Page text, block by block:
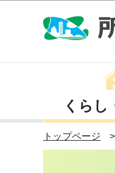
くらし
トップページ